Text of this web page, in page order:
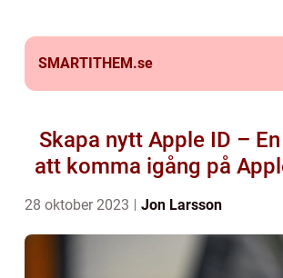
SMARTITHEM.se
Skapa nytt Apple ID – En
att komma igång på
28 oktober 2023 Jon Larsson